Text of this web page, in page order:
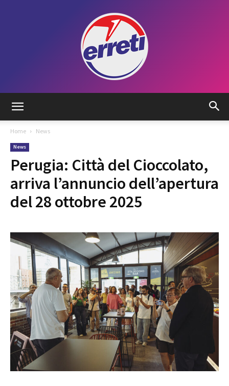
Home News
News
Perugia: Città del Cioccolato,
arriva l’annuncio dell’apertura
del 28 ottobre 2025